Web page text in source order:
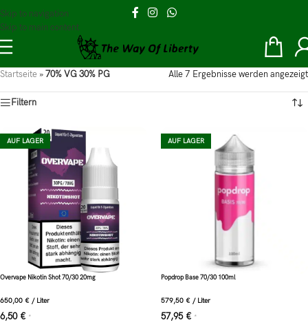
Skip to navigation
Skip to main content
Startseite »70% VG 30% PG Alle 7 Ergebnisse werden angezeigt
Filtern
AUF LAGER
Overvape Nikotin Shot 70/30 20mg
650,00 € / Liter
6,50 € *
AUF LAGER
Popdrop Base 70/30 100ml
579,50 € / Liter
57,95 € *